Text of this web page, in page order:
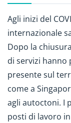
Agli inizi del
internazionale
Dopo la
di servizi
presente sul
come a
agli autoctoni. I
posti di lavoro